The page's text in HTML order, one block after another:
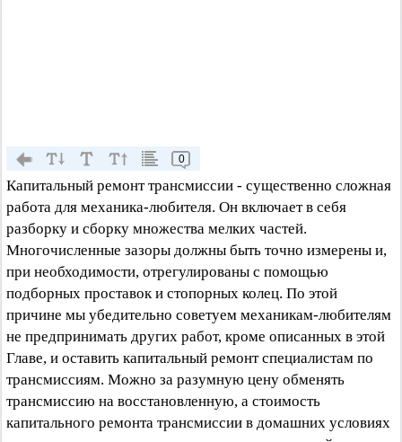
0
Капитальный ремонт трансмиссии - существенно сложная
работа для механика-любителя. Он включает в себя
разборку и сборку множества мелких частей.
Многочисленные зазоры должны быть точно измерены и,
при необходимости, отрегулированы с помощью
подборных проставок и стопорных колец. По этой
причине мы убедительно советуем механикам-любителям
не предпринимать других работ, кроме описанных в этой
Главе, и оставить капитальный ремонт специалистам по
трансмиссиям. Можно за разумную цену обменять
трансмиссию на восстановленную, а стоимость
капитального ремонта трансмиссии в домашних условиях